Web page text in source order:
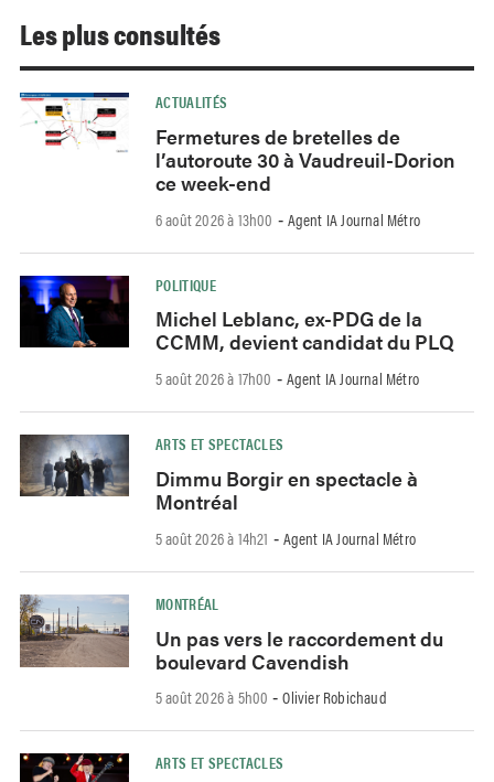
Les plus consultés
ACTUALITÉS
Fermetures de bretelles de
l’autoroute 30 à Vaudreuil-Dorion
ce week-end
6 août 2026 à 13h00 - Agent IA Journal Métro
POLITIQUE
Michel Leblanc, ex-PDG de la
CCMM, devient candidat du PLQ
5 août 2026 à 17h00 - Agent IA Journal Métro
ARTS ET SPECTACLES
Dimmu Borgir en spectacle à
Montréal
5 août 2026 à 14h21 - Agent IA Journal Métro
MONTRÉAL
Un pas vers le raccordement du
boulevard Cavendish
5 août 2026 à 5h00 -Olivier Robichaud
ARTS ET SPECTACLES